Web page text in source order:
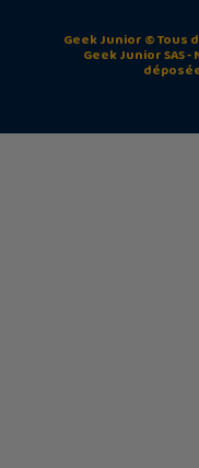
Geek Junior © Tous
Geek Junior SAS -